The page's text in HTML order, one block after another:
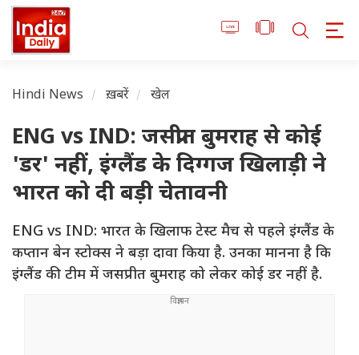
Hindi News ख़बरें खेल
ENG vs IND: जसप्रीत बुमराह से कोई
'डर' नहीं, इंग्लैंड के दिग्गज खिलाड़ी ने
भारत को दी बड़ी चेतावनी
ENG vs IND: भारत के खिलाफ टेस्ट मैच से पहले इंग्लैंड के
कप्तान बेन स्टोक्स ने बड़ा दावा किया है. उनका मानना है कि
इंग्लैंड की टीम में जसप्रीत बुमराह को लेकर कोई डर नहीं है.